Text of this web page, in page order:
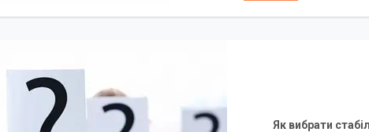
Як вибрати